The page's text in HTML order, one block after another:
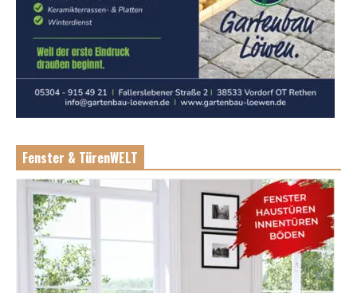
Fenster & TürenWELT